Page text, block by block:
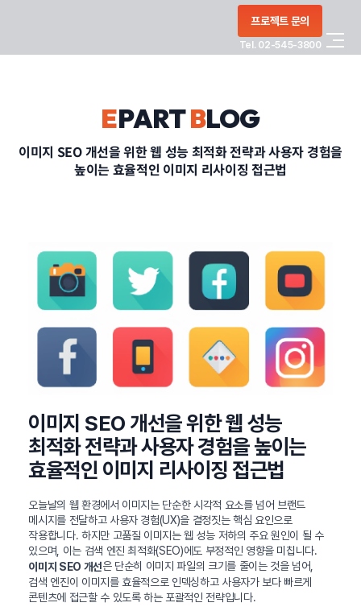
프로젝트 문의
Tel. 02-545-3800
PORTFOLIO
CONTACT
정부지원사업
EPARTBLOG
이미지 SEO 개선을 위한 웹 성능 최적화 전략과 사용자 경험을
높이는 효율적인 이미지 리사이징 접근법
이미지 SEO 개선을 위한 웹 성능
최적화 전략과 사용자 경험을 높이는
효율적인 이미지 리사이징 접근법
오늘날의 웹 환경에서 이미지는 단순한 시각적 요소를 넘어 브랜드
메시지를 전달하고 사용자 경험(UX)을 결정짓는 핵심 요인으로
작용합니다. 하지만 고품질 이미지는 웹 성능 저하의 주요 원인이 될 수
있으며, 이는 검색 엔진 최적화(SEO)에도 부정적인 영향을 미칩니다.
이미지 SEO 개선은 단순히 이미지 파일의 크기를 줄이는 것을 넘어,
검색 엔진이 이미지를 효율적으로 인덱싱하고 사용자가 보다 빠르게
콘텐츠에 접근할 수 있도록 하는 포괄적인 전략입니다.